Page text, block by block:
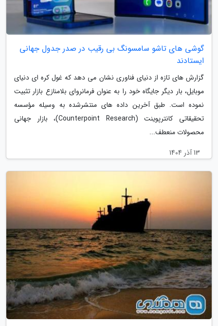
گوشی های تاشو سامسونگ بی رقیب در صدر جدول جهانی
ایستادند
گزارش های تازه از دنیای فناوری نشان می دهد که غول کره ای دنیای
موبایل، بار دیگر جایگاه خود را به عنوان فرمانروای بلامنازع بازار تثبیت
نموده است. طبق آخرین داده های منتشرشده به وسیله مؤسسه
تحقیقاتی کانترپوینت (Counterpoint Research)، بازار جهانی
محصولات منعطف...
13 آذر 1404